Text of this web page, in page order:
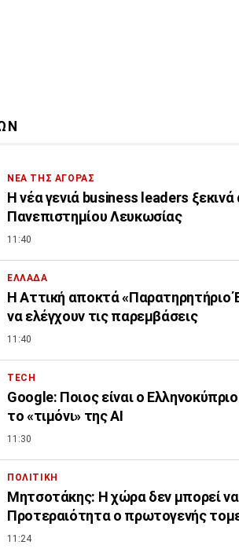
ΝΕΑ ΤΗΣ ΑΓΟΡΑΣ
Η νέα γενιά business leaders
Πανεπιστημίου Λευκωσίας
11:40
ΕΛΛΑΔΑ
Η Αττική αποκτά «Παρατηρητήριο
να ελέγχουν τις παρεμβάσεις
11:40
TECH
Google: Ποιος είναι ο
το «τιμόνι» της ΑΙ
11:30
ΠΟΛΙΤΙΚΗ
Μητσοτάκης: Η χώρα δεν μπορεί
Προτεραιότητα ο πρωτογενής
11:24